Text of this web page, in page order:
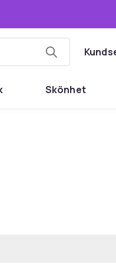
Skönhet